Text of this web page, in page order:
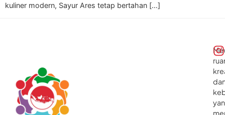
kuliner modern, Sayur Ares tetap bertahan […]